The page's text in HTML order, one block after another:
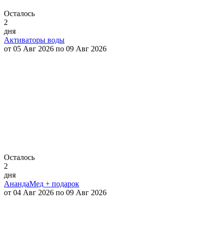
Осталось
2
дня
Активаторы воды
от 05 Авг 2026 по 09 Авг 2026
Осталось
2
дня
АнандаМед + подарок
от 04 Авг 2026 по 09 Авг 2026